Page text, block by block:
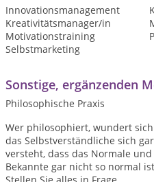
Innovationsmanagement
Kreativitätsmanager/in
Motivationstraining
Selbstmarketing
Sonstige, ergänzenden
Philosophische Praxis
Wer philosophiert, wundert
das Selbstverständliche sich
versteht, dass das Normale
Bekannte gar nicht so normal